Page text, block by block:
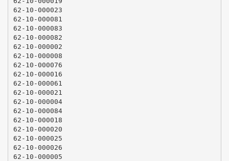
62-10-000023
62-10-000081
62-10-000083
62-10-000082
62-10-000002
62-10-000008
62-10-000076
62-10-000016
62-10-000061
62-10-000021
62-10-000004
62-10-000084
62-10-000018
62-10-000020
62-10-000025
62-10-000026
62-10-000005